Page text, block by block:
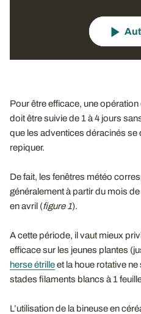
Pour être efficace, une
doit être suivie de 1 à 4 jours
que les adventices déracinés
repiquer.
De fait, les fenêtres météo
généralement à partir du mois
en avril (figure 1).
A cette période, il vaut mieux
efficace sur les jeunes plantes
herse étrilleet la houe rotative
stades filaments blancs à 1
L’utilisation de la bineuse en